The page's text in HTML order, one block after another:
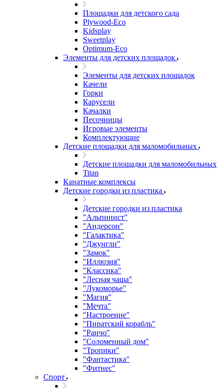
Площадки для детского сада
Plywood-Eco
Kidsplay
Sweetplay
Оptimum-Еco
Элементы для детских площадок
Элементы для детских площадок
Качели
Горки
Карусели
Качалки
Песочницы
Игровые элементы
Комплектующие
Детские площадки для маломобильных
Детские площадки для маломобильных
Titan
Канатные комплексы
Детские городки из пластика
Детские городки из пластика
"Альпинист"
"Андерсон"
"Галактика"
"Джунгли"
"Замок"
"Иллюзия"
"Классика"
"Лесная чаща"
"Лукоморье"
"Магия"
"Мечта"
"Настроение"
"Пиратский корабль"
"Ранчо"
"Соломенный дом"
"Тропики"
"Фантастика"
"Фитнес"
Спорт